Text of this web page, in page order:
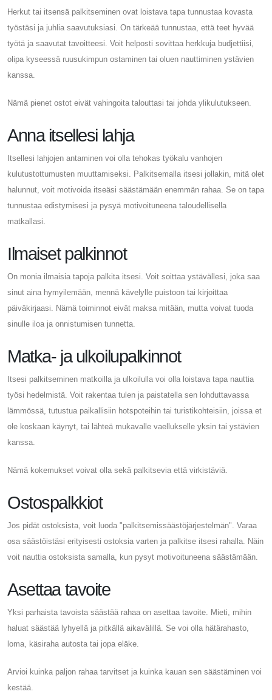
Herkut tai itsensä palkitseminen ovat loistava tapa tunnustaa kovasta
työstäsi ja juhlia saavutuksiasi. On tärkeää tunnustaa, että teet hyvää
työtä ja saavutat tavoitteesi. Voit helposti sovittaa herkkuja budjettiisi,
olipa kyseessä ruusukimpun ostaminen tai oluen nauttiminen ystävien
kanssa.
Nämä pienet ostot eivät vahingoita talouttasi tai johda ylikulutukseen.
Anna itsellesi lahja
Itsellesi lahjojen antaminen voi olla tehokas työkalu vanhojen
kulutustottumusten muuttamiseksi. Palkitsemalla itsesi jollakin, mitä olet
halunnut, voit motivoida itseäsi säästämään enemmän rahaa. Se on tapa
tunnustaa edistymisesi ja pysyä motivoituneena taloudellisella
matkallasi.
Ilmaiset palkinnot
On monia ilmaisia ​​tapoja palkita itsesi. Voit soittaa ystävällesi, joka saa
sinut aina hymyilemään, mennä kävelylle puistoon tai kirjoittaa
päiväkirjaasi. Nämä toiminnot eivät maksa mitään, mutta voivat tuoda
sinulle iloa ja onnistumisen tunnetta.
Matka- ja ulkoilupalkinnot
Itsesi palkitseminen matkoilla ja ulkoilulla voi olla loistava tapa nauttia
työsi hedelmistä. Voit rakentaa tulen ja paistatella sen lohduttavassa
lämmössä, tutustua paikallisiin hotspoteihin tai turistikohteisiin, joissa et
ole koskaan käynyt, tai lähteä mukavalle vaellukselle yksin tai ystävien
kanssa.
Nämä kokemukset voivat olla sekä palkitsevia että virkistäviä.
Ostospalkkiot
Jos pidät ostoksista, voit luoda "palkitsemissäästöjärjestelmän". Varaa
osa säästöistäsi erityisesti ostoksia varten ja palkitse itsesi rahalla. Näin
voit nauttia ostoksista samalla, kun pysyt motivoituneena säästämään.
Asettaa tavoite
Yksi parhaista tavoista säästää rahaa on asettaa tavoite. Mieti, mihin
haluat säästää lyhyellä ja pitkällä aikavälillä. Se voi olla hätärahasto,
loma, käsiraha autosta tai jopa eläke.
Arvioi kuinka paljon rahaa tarvitset ja kuinka kauan sen säästäminen voi
kestää.